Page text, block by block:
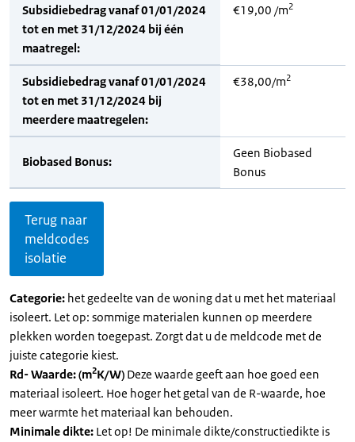
Subsidiebedrag vanaf 01/01/2024
tot en met 31/12/2024 bij één
maatregel:
€19,00 /m2
Subsidiebedrag vanaf 01/01/2024
tot en met 31/12/2024 bij
meerdere maatregelen:
€38,00/m2
Biobased Bonus:
Geen Biobased
Bonus
Terug naar
meldcodes
isolatie
Categorie: het gedeelte van de woning dat u met het materiaal
isoleert. Let op: sommige materialen kunnen op meerdere
plekken worden toegepast. Zorgt dat u de meldcode met de
juiste categorie kiest.
Rd- Waarde: (m2K/W) Deze waarde geeft aan hoe goed een
materiaal isoleert. Hoe hoger het getal van de R-waarde, hoe
meer warmte het materiaal kan behouden.
Minimale dikte: Let op! De minimale dikte/constructiedikte is